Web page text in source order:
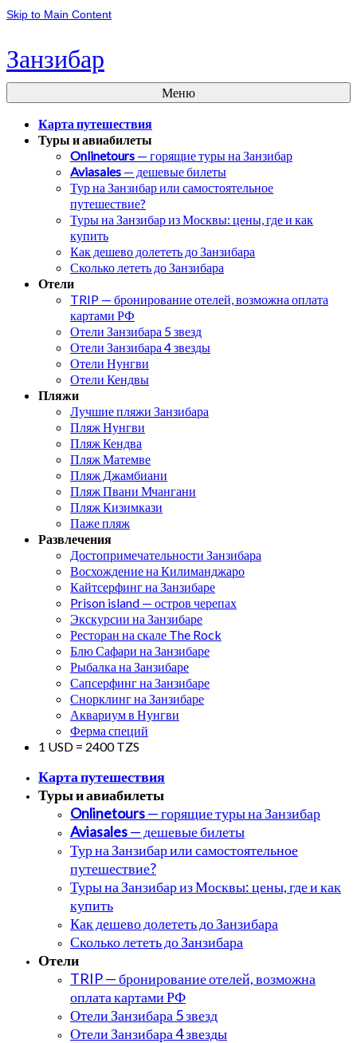
Skip to Main Content
Занзибар
Меню
Карта путешествия
Туры и авиабилеты
Onlinetours — горящие туры на Занзибар
Aviasales — дешевые билеты
Тур на Занзибар или самостоятельное
путешествие?
Туры на Занзибар из Москвы: цены, где и как
купить
Как дешево долететь до Занзибара
Сколько лететь до Занзибара
Отели
TRIP — бронирование отелей, возможна оплата
картами РФ
Отели Занзибара 5 звезд
Отели Занзибара 4 звезды
Отели Нунгви
Отели Кендвы
Пляжи
Лучшие пляжи Занзибара
Пляж Нунгви
Пляж Кендва
Пляж Матемве
Пляж Джамбиани
Пляж Пвани Мчангани
Пляж Кизимкази
Паже пляж
Развлечения
Достопримечательности Занзибара
Восхождение на Килиманджаро
Кайтсерфинг на Занзибаре
Prison island — остров черепах
Экскурсии на Занзибаре
Ресторан на скале The Rock
Блю Сафари на Занзибаре
Рыбалка на Занзибаре
Сапсерфинг на Занзибаре
Снорклинг на Занзибаре
Аквариум в Нунгви
Ферма специй
1 USD = 2400 TZS
Карта путешествия
Туры и авиабилеты
Onlinetours— горящие туры на Занзибар
Aviasales— дешевые билеты
Тур на Занзибар или самостоятельное
путешествие?
Туры на Занзибар из Москвы: цены, где и как
купить
Как дешево долететь до Занзибара
Сколько лететь до Занзибара
Отели
TRIP — бронирование отелей, возможна
оплата картами РФ
Отели Занзибара 5 звезд
Отели Занзибара 4 звезды